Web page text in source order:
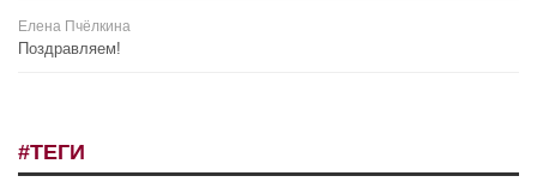
Елена Пчёлкина
Поздравляем!
#ТЕГИ